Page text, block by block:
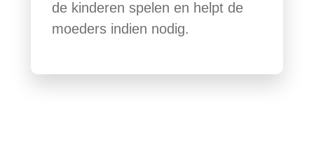
de kinderen spelen en helpt de
moeders indien nodig.